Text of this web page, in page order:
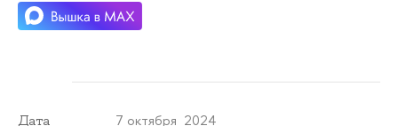
Дата 7 октября 2024